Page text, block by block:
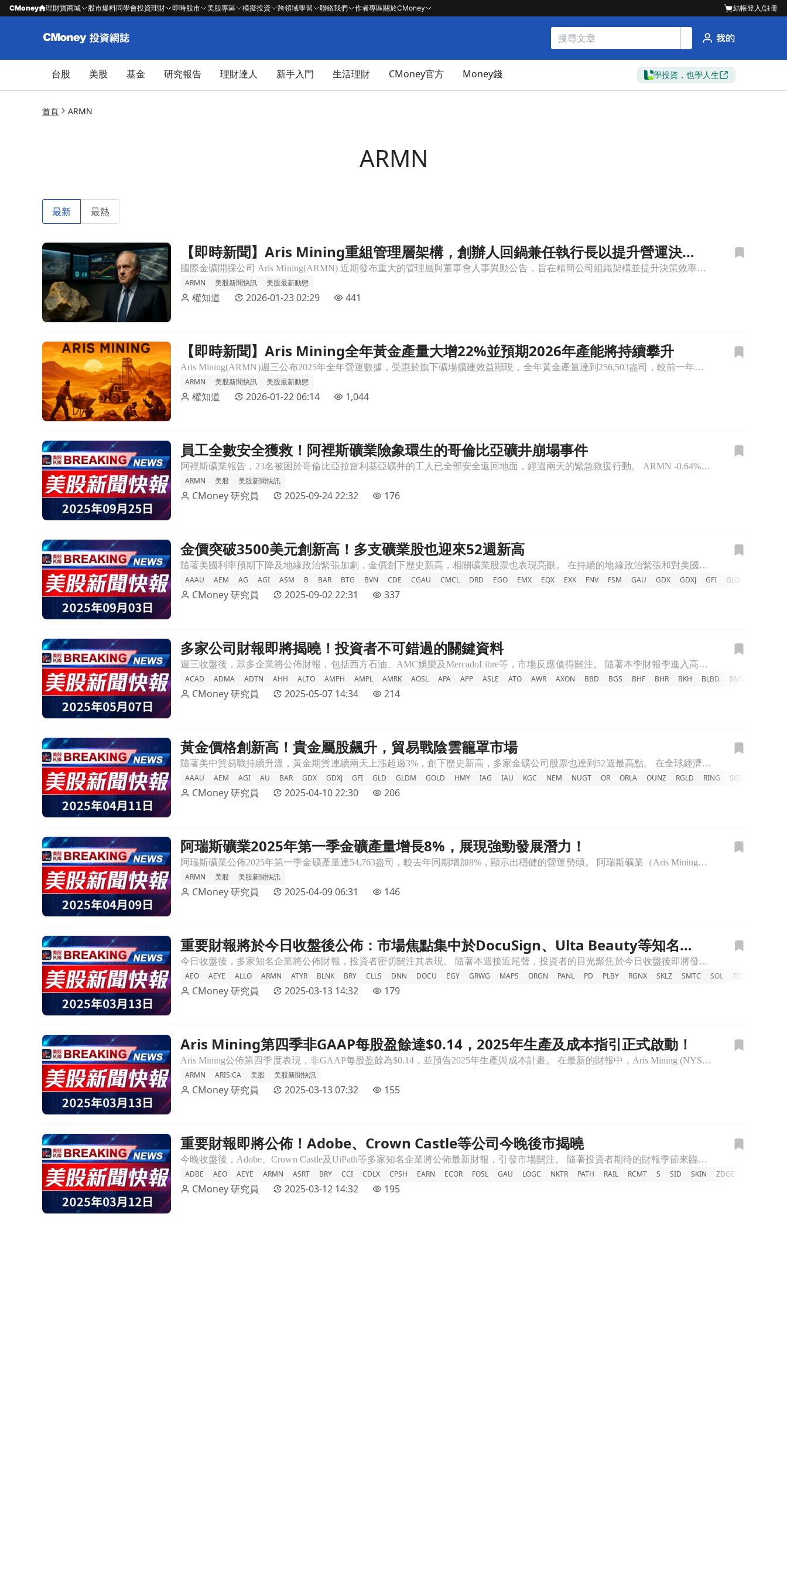
CMoney 理財寶商城 股市爆料同學會投資理財 即時股市 美股專區 模擬投資 跨領域學習 聯絡我們 作者專區關於CMoney 結帳登入/註冊
台股 美股 基金 研究報告 理財達人 新手入門 生活理財 CMoney官方 Money錢 學投資，也學人生
首頁 ARMN
ARMN
最新 最熱
前往【即時新聞】Aris Mining重組管理層架構，創辦人回鍋兼任執行長以提升營運決策效率文章頁
【即時新聞】Aris Mining重組管理層架構，創辦人回鍋兼任執行長以提升營運決策
效率
國際金礦開採公司 Aris Mining(ARMN) 近期發布重大的管理層與董事會人事異動公告，旨在精簡公司組織架構並提升決策效率。本次人事調整的核心在於創辦人 Neil Woodyer 的職權擴大，
ARMN
美股新聞快訊 美股最新動態
權知道 2026-01-23 02:29 441
前往【即時新聞】Aris Mining全年黃金產量大增22%並預期2026年產能將持續攀升文章頁
【即時新聞】Aris Mining全年黃金產量大增22%並預期2026年產能將持續攀升
Aris Mining(ARMN)週三公布2025年全年營運數據，受惠於旗下礦場擴建效益顯現，全年黃金產量達到256,503盎司，較前一年同期大幅成長22%。這份亮眼的成績單顯示公司在營運執行上的強勁
ARMN
美股新聞快訊 美股最新動態
權知道 2026-01-22 06:14 1,044
前往員工全數安全獲救！阿裡斯礦業險象環生的哥倫比亞礦井崩塌事件文章頁
員工全數安全獲救！阿裡斯礦業險象環生的哥倫比亞礦井崩塌事件
阿裡斯礦業報告，23名被困於哥倫比亞拉雷利基亞礦井的工人已全部安全返回地面，經過兩天的緊急救援行動。 ARMN -0.64% 在最近一起令人擔憂的事故中，阿裡斯礦業（NYSE:ARMN）宣佈其位於哥倫
ARMN
美股 美股新聞快訊
CMoney 研究員 2025-09-24 22:32 176
前往金價突破3500美元創新高！多支礦業股也迎來52週新高文章頁金價突破3500美元創新高！多支礦業股也迎來52週新高
隨著美國利率預期下降及地緣政治緊張加劇，金價創下歷史新高，相關礦業股票也表現亮眼。 在持續的地緣政治緊張和對美國聯邦儲備銀行獨立性的擔憂中，金價於週二達到全新紀錄，突破3500美元。分析師指出，市場普
AAAU
AEM AG AGI ASM B BAR BTG BVN CDE CGAU CMCL DRD EGO EMX EQX EXK FNV FSM GAU GDX GDXJ GFI GLD
CMoney 研究員 2025-09-02 22:31 337
前往多家公司財報即將揭曉！投資者不可錯過的關鍵資料文章頁多家公司財報即將揭曉！投資者不可錯過的關鍵資料
週三收盤後，眾多企業將公佈財報，包括西方石油、AMC娛樂及MercadoLibre等，市場反應值得關注。 隨著本季財報季進入高潮，許多知名企業將於週三收盤後發布其最新業績。特別是西方石油公司（Occi
ACAD
ADMA ADTN AHH ALTO AMPH AMPL AMRK AOSL APA APP ASLE ATO AWR AXON BBD BGS BHF BHR BKH BLBD BMBL
CMoney 研究員 2025-05-07 14:34 214
前往黃金價格創新高！貴金屬股飆升，貿易戰陰雲籠罩市場文章頁黃金價格創新高！貴金屬股飆升，貿易戰陰雲籠罩市場
隨著美中貿易戰持續升溫，黃金期貨連續兩天上漲超過3%，創下歷史新高，多家金礦公司股票也達到52週最高點。 在全球經濟不確定性增加的背景下，黃金再度吸引投資者目光。週四，黃金期貨價格驟然上漲超過3%，達
AAAU
AEM AGI AU BAR GDX GDXJ GFI GLD GLDM GOLD HMY IAG IAU KGC NEM NUGT OR ORLA OUNZ RGLD RING SGOL
CMoney 研究員 2025-04-10 22:30 206
前往阿瑞斯礦業2025年第一季金礦產量增長8%，展現強勁發展潛力！文章頁
阿瑞斯礦業2025年第一季金礦產量增長8%，展現強勁發展潛力！
阿瑞斯礦業公佈2025年第一季金礦產量達54,763盎司，較去年同期增加8%，顯示出穩健的營運勢頭。 阿瑞斯礦業（Aris Mining）於本週二發布最新報告，宣佈2025年第一季金礦產量達54,76
ARMN
美股 美股新聞快訊
CMoney 研究員 2025-04-09 06:31 146
前往重要財報將於今日收盤後公佈：市場焦點集中於DocuSign、Ulta Beauty等知名企業文章頁
重要財報將於今日收盤後公佈：市場焦點集中於DocuSign、Ulta Beauty等知名企
業
今日收盤後，多家知名企業將公佈財報，投資者密切關注其表現。 隨著本週接近尾聲，投資者的目光聚焦於今日收盤後即將發布財報的幾家主要公司。包括電子簽署平臺DocuSign (DOCU)、珠寶零售巨頭Ult
AEO
AEYE ALLO ARMN ATYR BLNK BRY CLLS DNN DOCU EGY GRWG MAPS ORGN PANL PD PLBY RGNX SKLZ SMTC SOL TBCH
CMoney 研究員 2025-03-13 14:32 179
前往Aris Mining第四季非GAAP每股盈餘達$0.14，2025年生產及成本指引正式啟動！文章頁
Aris Mining第四季非GAAP每股盈餘達$0.14，2025年生產及成本指引正式啟動！
Aris Mining公佈第四季度表現，非GAAP每股盈餘為$0.14，並預告2025年生產與成本計畫。 在最新的財報中，Aris Mining (NYSE:ARMN) 宣佈其第四季度的非GAAP每股
ARMN
ARIS:CA 美股 美股新聞快訊
CMoney 研究員 2025-03-13 07:32 155
前往重要財報即將公佈！Adobe、Crown Castle等公司今晚後市揭曉文章頁
重要財報即將公佈！Adobe、Crown Castle等公司今晚後市揭曉
今晚收盤後，Adobe、Crown Castle及UiPath等多家知名企業將公佈最新財報，引發市場關注。 隨著投資者期待的財報季節來臨，今天晚上股市收盤後，多家大型企業將陸續發布其財務表現。特別是A
ADBE
AEO AEYE ARMN ASRT BRY CCI CDLX CPSH EARN ECOR FOSL GAU LOGC NKTR PATH RAIL RCMT S SID SKIN ZDGE
CMoney 研究員 2025-03-12 14:32 195